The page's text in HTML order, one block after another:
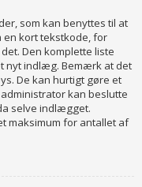
som kan benyttes til at
en kort tekstkode, for
Den komplette liste
nyt indlæg. Bemærk at det
De kan hurtigt gøre et
kan beslutte
selve indlægget.
maksimum for antallet af